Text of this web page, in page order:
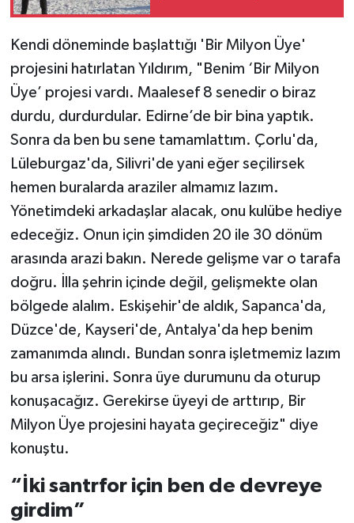
Kendi döneminde başlattığı 'Bir Milyon Üye'
projesini hatırlatan Yıldırım, "Benim ‘Bir Milyon
Üye’ projesi vardı. Maalesef 8 senedir o biraz
durdu, durdurdular. Edirne’de bir bina yaptık.
Sonra da ben bu sene tamamlattım. Çorlu'da,
Lüleburgaz'da, Silivri'de yani eğer seçilirsek
hemen buralarda araziler almamız lazım.
Yönetimdeki arkadaşlar alacak, onu kulübe hediye
edeceğiz. Onun için şimdiden 20 ile 30 dönüm
arasında arazi bakın. Nerede gelişme var o tarafa
doğru. İlla şehrin içinde değil, gelişmekte olan
bölgede alalım. Eskişehir'de aldık, Sapanca'da,
Düzce'de, Kayseri'de, Antalya'da hep benim
zamanımda alındı. Bundan sonra işletmemiz lazım
bu arsa işlerini. Sonra üye durumunu da oturup
konuşacağız. Gerekirse üyeyi de arttırıp, Bir
Milyon Üye projesini hayata geçireceğiz" diye
konuştu.
“İki santrfor için ben de devreye
girdim”